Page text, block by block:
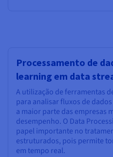
Processamento de
learning em data
A utilização de ferramentas
para analisar fluxos de
a maior parte das empresas
desempenho. O Data
papel importante no
estruturados, pois permite
em tempo real.